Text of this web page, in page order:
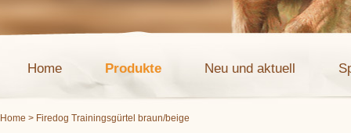
Home Produkte Neu und aktuell
Home > Firedog Trainingsgürtel braun/beige